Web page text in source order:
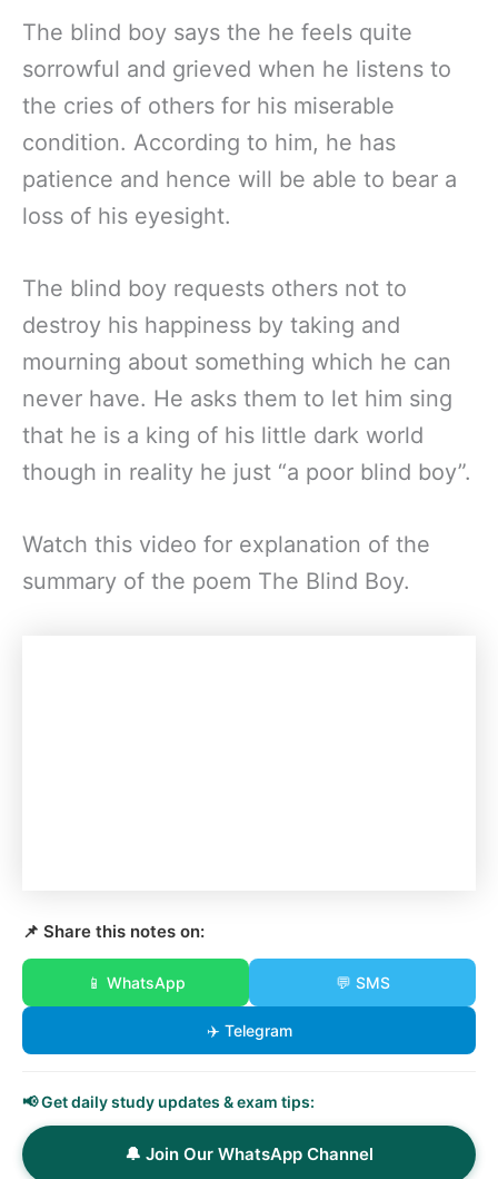
The blind boy says the he feels quite
sorrowful and grieved when he listens to
the cries of others for his miserable
condition. According to him, he has
patience and hence will be able to bear a
loss of his eyesight.
The blind boy requests others not to
destroy his happiness by taking and
mourning about something which he can
never have. He asks them to let him sing
that he is a king of his little dark world
though in reality he just “a poor blind boy”.
Watch this video for explanation of the
summary of the poem The Blind Boy.
📌 Share this notes on:
📱 WhatsApp 💬 SMS
✈️ Telegram
📢 Get daily study updates & exam tips:
🔔 Join Our WhatsApp Channel